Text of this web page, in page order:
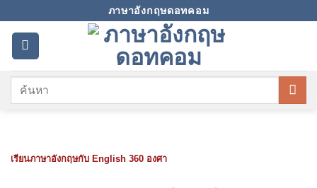
content
ภาษาอังกฤษดอทคอม
เรียนภาษาอังกฤษกับ English 360 องศา